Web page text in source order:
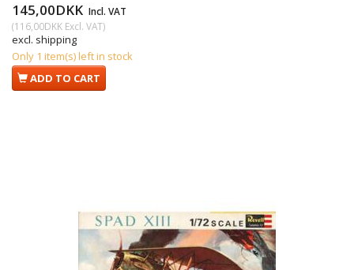
145,00DKK Incl. VAT
(116,00DKK Excl. VAT)
excl. shipping
Only 1 item(s) left in stock
ADD TO CART